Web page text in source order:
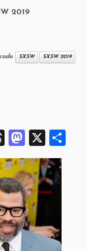
2019
SXSW SXSW 2019
T
hr
e
a
d
s
M
a
st
o
d
o
n
X